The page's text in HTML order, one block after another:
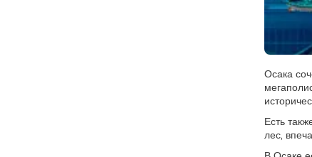
Есть
лес,
Осака